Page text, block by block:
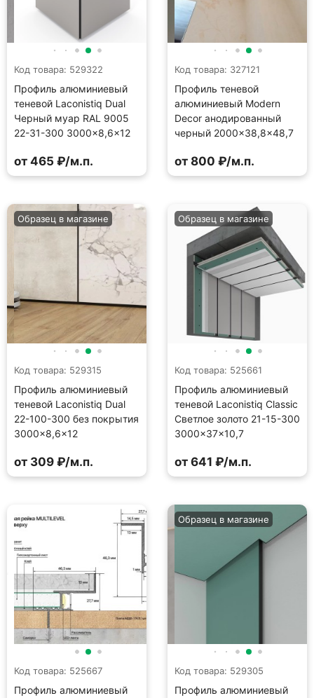
Код товара: 529322
Профиль алюминиевый
теневой Laconistiq Dual
Черный муар RAL 9005
22-31-300 3000×8,6×12
от 465 ₽/м.п.
Код товара: 327121
Профиль теневой
алюминиевый Modern
Decor анодированный
черный 2000×38,8×48,7
от 800 ₽/м.п.
Код товара: 529315
Профиль алюминиевый
теневой Laconistiq Dual
22-100-300 без покрытия
3000×8,6×12
Образец в магазине
от 309 ₽/м.п.
Код товара: 525661
Профиль алюминиевый
теневой Laconistiq Classic
Светлое золото 21-15-300
3000×37×10,7
Образец в магазине
от 641 ₽/м.п.
Код товара: 525667
Профиль алюминиевый
Код товара: 529305
Профиль алюминиевый
Образец в магазине